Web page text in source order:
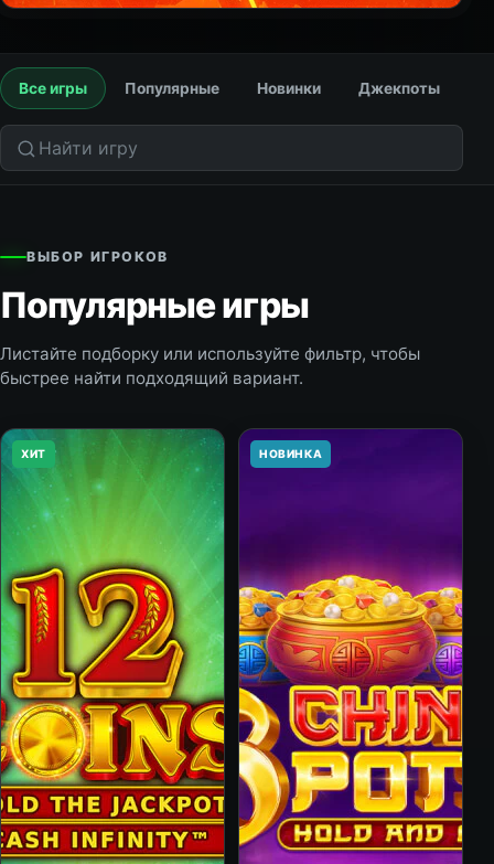
Все игры Популярные Новинки Джекпоты
Поиск по играм
ВЫБОР ИГРОКОВ
Популярные игры
Листайте подборку или используйте фильтр, чтобы
быстрее найти подходящий вариант.
ХИТ НОВИНКА